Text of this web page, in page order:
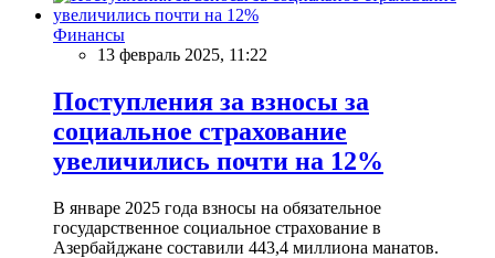
Финансы
13 февраль 2025, 11:22
Поступления за взносы за
социальное страхование
увеличились почти на 12%
В январе 2025 года взносы на обязательное
государственное социальное страхование в
Азербайджане составили 443,4 миллиона манатов.